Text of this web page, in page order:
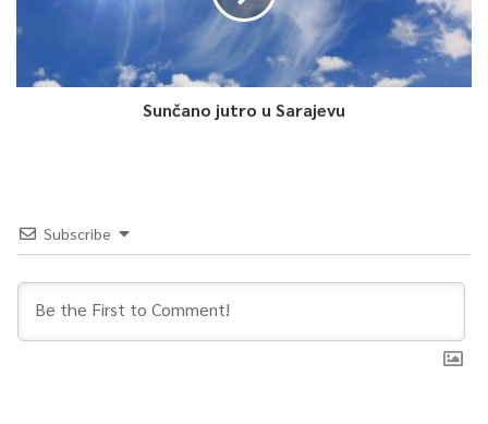
Sunčano jutro u Sarajevu
Subscribe